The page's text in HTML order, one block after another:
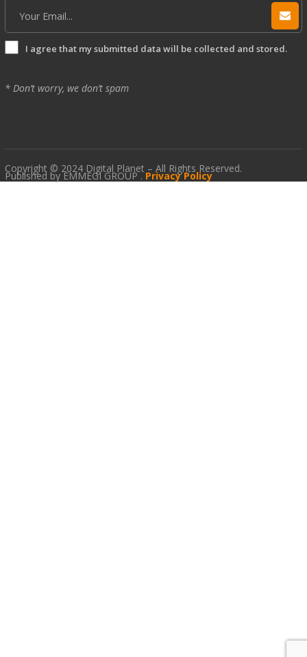
I agree that my submitted data will be collected and stored.
* Don’t worry, we don’t spam
Copyright © 2024 Digital Planet – All Rights Reserved.
Published by EMMEGI GROUP .Privacy Policy